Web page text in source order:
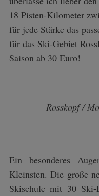
18 Pisten-Kilometer
für jede Stärke das
für das Ski-Gebiet
Saison ab 30 Euro!
Rosskopf /
Ein besonderes
Kleinsten. Die große
Skischule mit 30